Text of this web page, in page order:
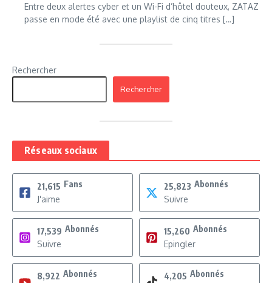
Entre deux alertes cyber et un Wi-Fi d’hôtel douteux, ZATAZ
passe en mode été avec une playlist de cinq titres […]
Rechercher
Rechercher
Réseaux sociaux
21,615 Fans
J'aime
25,823 Abonnés
Suivre
17,539 Abonnés
Suivre
15,260 Abonnés
Epingler
8,922 Abonnés
4,205 Abonnés